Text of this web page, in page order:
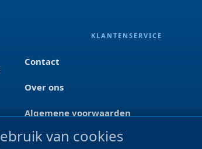
KLANTENSERVICE
Contact
Over ons
Algemene voorwaarden
Privacyverklaring
van cookies